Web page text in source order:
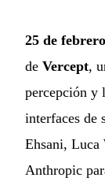
25 de febrero
de Vercept,
percepción y
interfaces de
Ehsani, Luca
Anthropic